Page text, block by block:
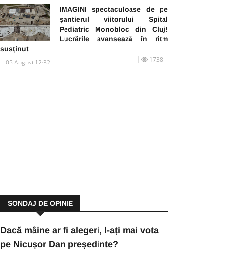
IMAGINI spectaculoase de pe
șantierul viitorului Spital
Pediatric Monobloc din Cluj!
Lucrările avansează în ritm
susținut
05 August 12:32 1738
SONDAJ DE OPINIE
Dacă mâine ar fi alegeri, l-ați mai vota
pe Nicușor Dan președinte?